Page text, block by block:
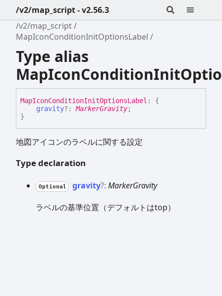
/v2/map_script - v2.56.3
/v2/map_script
MapIconConditionInitOptionsLabel
Type alias
MapIconConditionInitOptionsLabel :
{
gravity?:MarkerGravity;
}
地図アイコンのラベルに関する設定
Type declaration
Optional gravity?: MarkerGravity
ラベルの基準位置（デフォルトはtop）